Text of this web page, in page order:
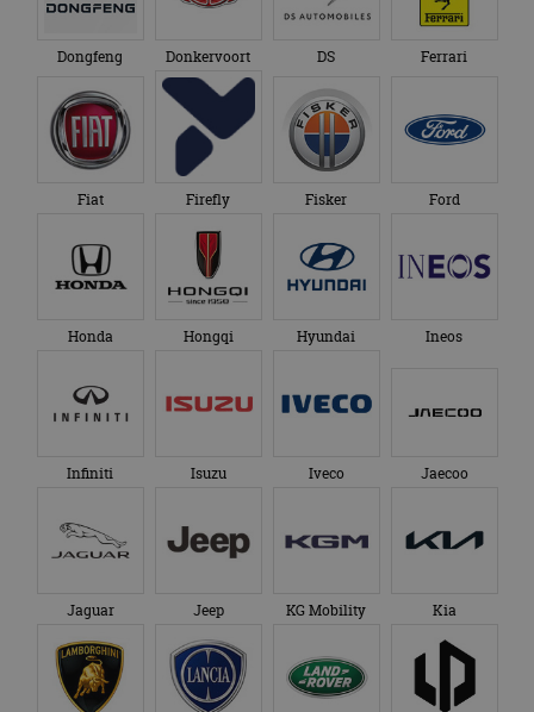
Dongfeng Donkervoort DS Ferrari
Fiat Firefly Fisker Ford
Honda Hongqi Hyundai Ineos
Infiniti Isuzu Iveco Jaecoo
Jaguar Jeep KG Mobility Kia